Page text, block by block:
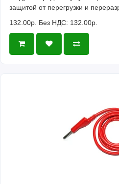
защитой от перегрузки и
132.00р. Без НДС: 132.00р.